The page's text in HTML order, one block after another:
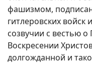
фашизмом,
гитлеровских войск
созвучии с вестью
Воскресении
долгожданной и